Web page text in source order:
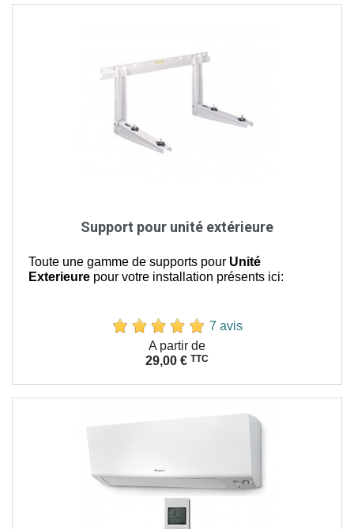
Support pour unité extérieure
Toute une gamme de supports pour Unité
Exterieure pour votre installation présents ici:
7 avis
A partir de
29,00 € TTC